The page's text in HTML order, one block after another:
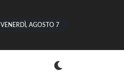
VENERDÌ, AGOSTO 7